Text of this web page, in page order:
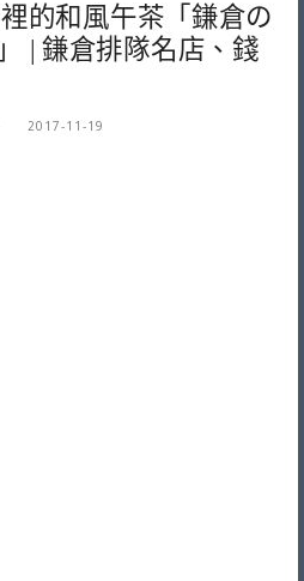
的和風午茶「鎌倉の
| 鎌倉排隊名店、錢
2017-11-19